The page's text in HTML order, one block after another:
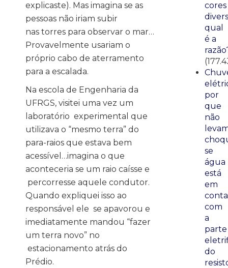
explicaste). Mas imagina se as
pessoas não iriam subir
nas torres para observar o mar…
Provavelmente usariam o
próprio cabo de aterramento
para a escalada.
Na escola de Engenharia da
UFRGS, visitei uma vez um
laboratório experimental que
utilizava o “mesmo terra” do
para-raios que estava bem
acessível…imagina o que
aconteceria se um raio caísse e
percorresse aquele condutor.
Quando expliquei isso ao
responsável ele se apavorou e
imediatamente mandou “fazer
um terra novo” no
estacionamento atrás do
Prédio.
cores
qual
é a
por
que
não
se
água
está
em
com
a
parte
do